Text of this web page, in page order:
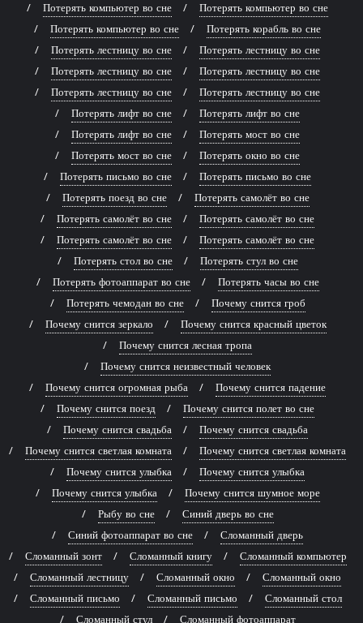
Потерять компьютер во сне
Потерять компьютер во сне
Потерять компьютер во сне
Потерять корабль во сне
Потерять лестницу во сне
Потерять лестницу во сне
Потерять лестницу во сне
Потерять лестницу во сне
Потерять лестницу во сне
Потерять лестницу во сне
Потерять лифт во сне
Потерять лифт во сне
Потерять лифт во сне
Потерять мост во сне
Потерять мост во сне
Потерять окно во сне
Потерять письмо во сне
Потерять письмо во сне
Потерять поезд во сне
Потерять самолёт во сне
Потерять самолёт во сне
Потерять самолёт во сне
Потерять самолёт во сне
Потерять самолёт во сне
Потерять стол во сне
Потерять стул во сне
Потерять фотоаппарат во сне
Потерять часы во сне
Потерять чемодан во сне
Почему снится гроб
Почему снится зеркало
Почему снится красный цветок
Почему снится лесная тропа
Почему снится неизвестный человек
Почему снится огромная рыба
Почему снится падение
Почему снится поезд
Почему снится полет во сне
Почему снится свадьба
Почему снится свадьба
Почему снится светлая комната
Почему снится светлая комната
Почему снится улыбка
Почему снится улыбка
Почему снится улыбка
Почему снится шумное море
Рыбу во сне
Синий дверь во сне
Синий фотоаппарат во сне
Сломанный дверь
Сломанный зонт
Сломанный книгу
Сломанный компьютер
Сломанный лестницу
Сломанный окно
Сломанный окно
Сломанный письмо
Сломанный письмо
Сломанный стол
Сломанный стул
Сломанный фотоаппарат